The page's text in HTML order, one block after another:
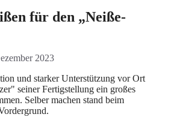
für den „Neiße-
2023
und starker Unterstützung vor Ort
seiner Fertigstellung ein großes
Selber machen stand beim